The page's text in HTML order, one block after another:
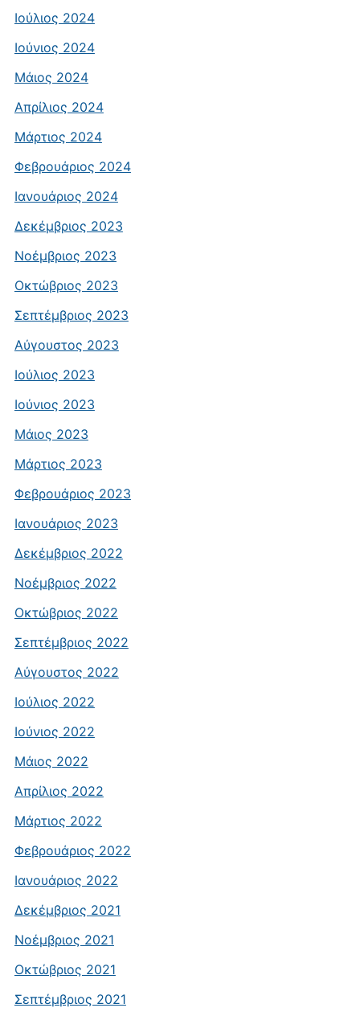
Ιούλιος 2024
Ιούνιος 2024
Μάιος 2024
Απρίλιος 2024
Μάρτιος 2024
Φεβρουάριος 2024
Ιανουάριος 2024
Δεκέμβριος 2023
Νοέμβριος 2023
Οκτώβριος 2023
Σεπτέμβριος 2023
Αύγουστος 2023
Ιούλιος 2023
Ιούνιος 2023
Μάιος 2023
Μάρτιος 2023
Φεβρουάριος 2023
Ιανουάριος 2023
Δεκέμβριος 2022
Νοέμβριος 2022
Οκτώβριος 2022
Σεπτέμβριος 2022
Αύγουστος 2022
Ιούλιος 2022
Ιούνιος 2022
Μάιος 2022
Απρίλιος 2022
Μάρτιος 2022
Φεβρουάριος 2022
Ιανουάριος 2022
Δεκέμβριος 2021
Νοέμβριος 2021
Οκτώβριος 2021
Σεπτέμβριος 2021